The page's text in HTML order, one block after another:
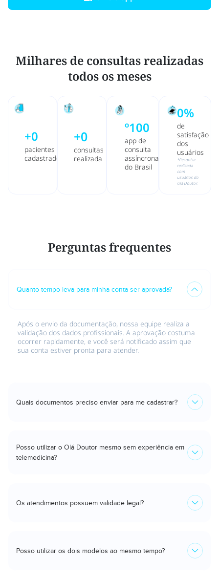
Milhares de consultas realizadas
todos os meses
pacientes
cadastrados
+0
consultas
realizada
+0
app de
consulta
assíncrona
do Brasil
º100
de
satisfação
dos
usuários
0%
*Pesquisa
realizada
com
usuários do
Olá Doutor.
Perguntas frequentes
Quanto tempo leva para minha conta ser aprovada?
Após o envio da documentação, nossa equipe realiza a
validação dos dados profissionais. A aprovação costuma
ocorrer rapidamente, e você será notificado assim que
sua conta estiver pronta para atender.
Quais documentos preciso enviar para me cadastrar?
Posso utilizar o Olá Doutor mesmo sem experiência em
telemedicina?
Os atendimentos possuem validade legal?
Posso utilizar os dois modelos ao mesmo tempo?